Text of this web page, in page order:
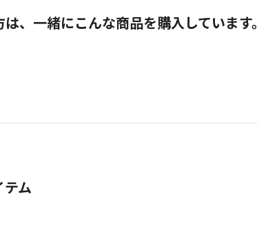
、一緒にこんな商品を購入しています。
ム